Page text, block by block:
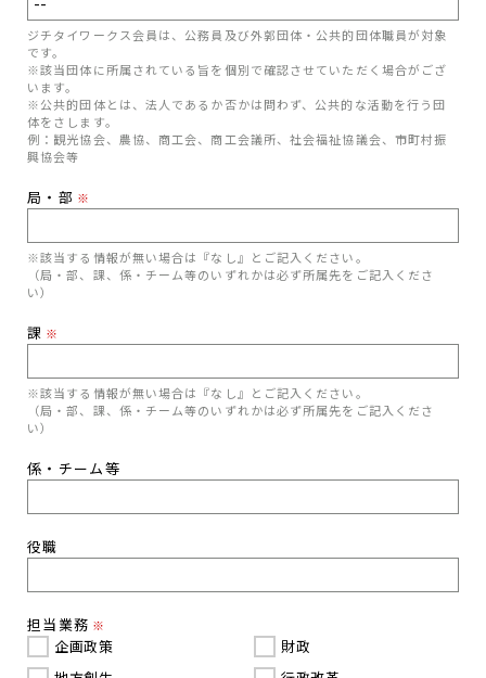
ジチタイワークス会員は、公務員及び外郭団体・公共的団体職員が対象
です。
※該当団体に所属されている旨を個別で確認させていただく場合がござ
います。
※公共的団体とは、法人であるか否かは問わず、公共的な活動を行う団
体をさします。
例：観光協会、農協、商工会、商工会議所、社会福祉協議会、市町村振
興協会等
局・部 ※
※該当する情報が無い場合は『なし』とご記入ください。
（局・部、課、係・チーム等のいずれかは必ず所属先をご記入くださ
い）
課 ※
※該当する情報が無い場合は『なし』とご記入ください。
（局・部、課、係・チーム等のいずれかは必ず所属先をご記入くださ
い）
係・チーム等
役職
担当業務 ※
企画政策
財政